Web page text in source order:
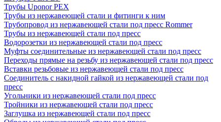
Трубы Uponor PEX
Трубы из нержавеющей стали и фитинги к ним
Трубопровод из нержавеющей стали под пресс Rommer
Трубы из нержавеющей стали под пресс
Водорозетки из нержавеющей стали под пресс
Муфты соединительные из нержавеющей стали под пресс
Переходы прямые на резьбу из нержавеющей стали под пресс
Вставки резьбовые из нержавеющей стали под пресс
Соединитель с накидной гайкой из нержавеющей стали под
пресс
Угольники из нержавеющей стали под пресс
Тройники из нержавеющей стали под пресс
Заглушка из нержавеющей стали под пресс